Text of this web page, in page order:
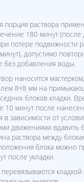
порция раствора
180 минут (после
потере подвижности
допустимо
добавления воды.
наносится
8×8 мм на
блоков кладки.
10 минут после
в зависимости от
движениями вдавить
раствора между
блока можно
после укладки.
кладкой